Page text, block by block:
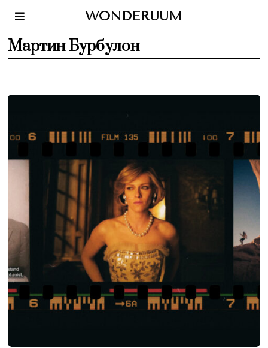
WONDERUUM
Мартин Бурбулон